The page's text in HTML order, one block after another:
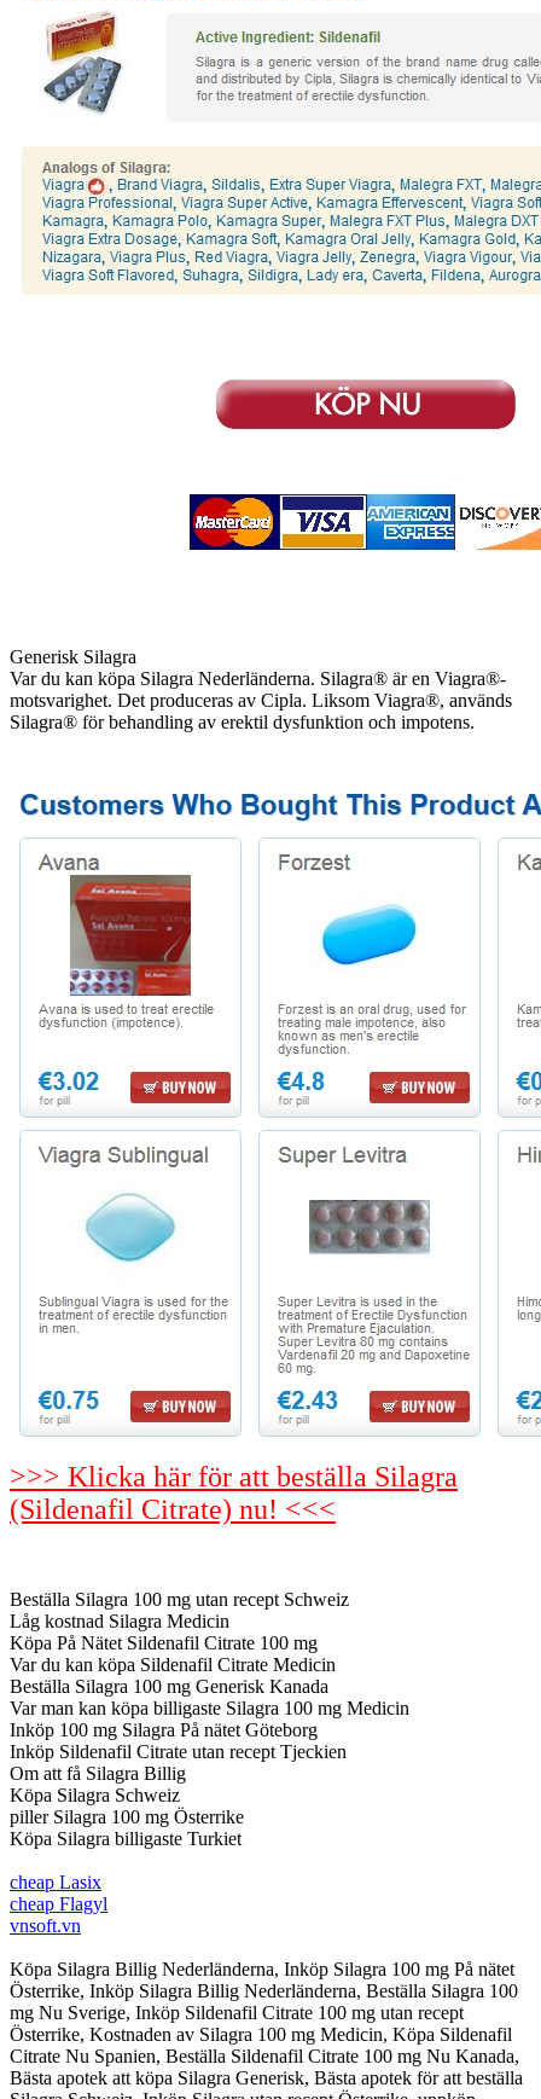
Generisk Silagra
Var du kan köpa Silagra Nederländerna. Silagra® är en Viagra®-
motsvarighet. Det produceras av Cipla. Liksom Viagra®, används
Silagra® för behandling av erektil dysfunktion och impotens.
>>> Klicka här för att beställa Silagra
(Sildenafil Citrate) nu! <<<
Beställa Silagra 100 mg utan recept Schweiz
Låg kostnad Silagra Medicin
Köpa På Nätet Sildenafil Citrate 100 mg
Var du kan köpa Sildenafil Citrate Medicin
Beställa Silagra 100 mg Generisk Kanada
Var man kan köpa billigaste Silagra 100 mg Medicin
Inköp 100 mg Silagra På nätet Göteborg
Inköp Sildenafil Citrate utan recept Tjeckien
Om att få Silagra Billig
Köpa Silagra Schweiz
piller Silagra 100 mg Österrike
Köpa Silagra billigaste Turkiet
cheap Lasix
cheap Flagyl
vnsoft.vn
Köpa Silagra Billig Nederländerna, Inköp Silagra 100 mg På nätet
Österrike, Inköp Silagra Billig Nederländerna, Beställa Silagra 100
mg Nu Sverige, Inköp Sildenafil Citrate 100 mg utan recept
Österrike, Kostnaden av Silagra 100 mg Medicin, Köpa Sildenafil
Citrate Nu Spanien, Beställa Sildenafil Citrate 100 mg Nu Kanada,
Bästa apotek att köpa Silagra Generisk, Bästa apotek för att beställa